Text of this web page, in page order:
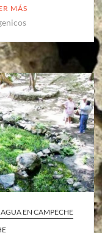
MÁS
EN CAMPECHE